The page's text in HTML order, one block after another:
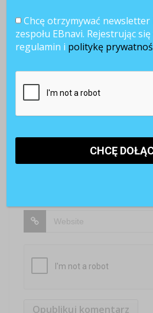
Chcę otrzymywać
zespołu EBnavi. Rejestrując
regulamin i politykę